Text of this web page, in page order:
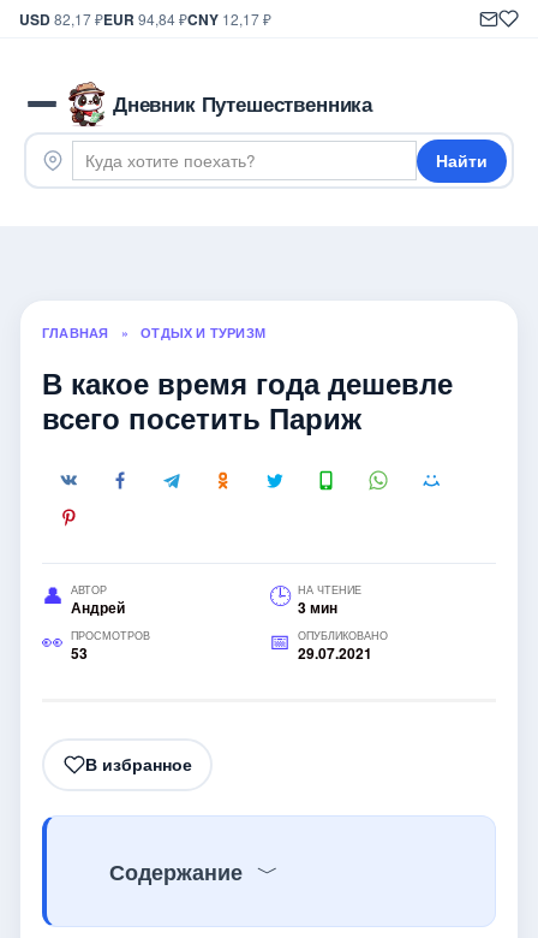
USD82,17 ₽EUR 94,84 ₽CNY 12,17 ₽
Дневник Путешественника
Найти
ГЛАВНАЯ » ОТДЫХ И ТУРИЗМ
В какое время года дешевле
всего посетить Париж
АВТОР
Андрей
НА ЧТЕНИЕ
3 мин
ПРОСМОТРОВ
53
ОПУБЛИКОВАНО
29.07.2021
В избранное
Содержание